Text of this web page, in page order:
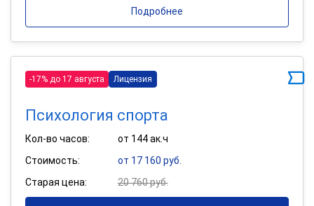
Подробнее
-17% до 17 августа Лицензия
Психология спорта
Кол-во часов:
от 144 ак.ч
Стоимость:
от 17 160 руб.
Старая цена:
20 760 руб.